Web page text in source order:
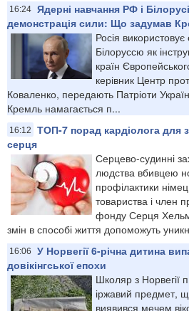
16:24 Ядерні навчання РФ і
демонстрація сили: Що задумав
Росія
Білоруссю як
країн
керівник Центр
Коваленко, передають Патріоти
Кремль намагається п...
16:12
ТОП-7 порад кардіолога для
серця
Серцево-судинні
людства вбивцею
профілактики
товариства і член
фонду Серця
змін в способі життя допоможуть
16:06
У Норвегії 6-річна дитина
довікінгської епохи
Школяр з Норвегії
іржавий предмет,
виявився мечем